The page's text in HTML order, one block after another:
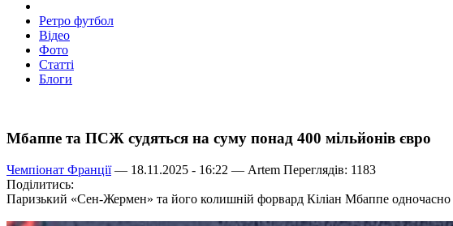
Ретро футбол
Відео
Фото
Статті
Блоги
Мбаппе та ПСЖ судяться на суму понад 400 мільйонів євро
Чемпіонат Франції— 18.11.2025 - 16:22 — Artem Переглядів: 1183
Поділитись:
Паризький «Сен-Жермен» та його колишній форвард Кіліан Мбаппе